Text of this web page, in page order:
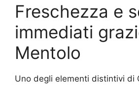
Freschezza e
immediati
Mentolo
Uno degli elementi distintivi di